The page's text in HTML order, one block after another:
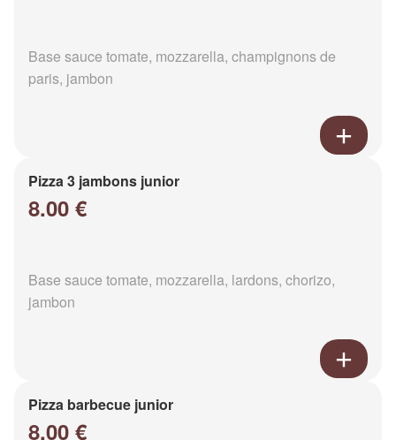
Base sauce tomate, mozzarella, champignons de
paris, jambon
Pizza 3 jambons junior
8.00 €
Base sauce tomate, mozzarella, lardons, chorizo,
jambon
Pizza barbecue junior
8.00 €